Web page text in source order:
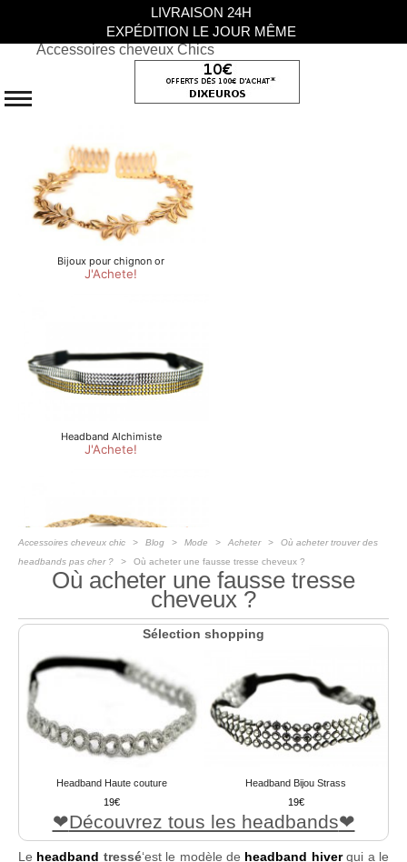
Accessoires cheveux Chics
Accessoires cheveux chic Blog Mode Acheter
Où acheter trouver des
headbands pas cher ?
Où acheter une fausse tresse cheveux ?
Où acheter une fausse tresse
cheveux ?
Sélection shopping
Headband Haute couture
19
Headband Bijou Strass
19
Découvrez tous les headbands
Le headband tressé‘est le modèle de headband hiverqui a le
LIVRAISON 24H
EXPÉDITION LE JOUR MÊME